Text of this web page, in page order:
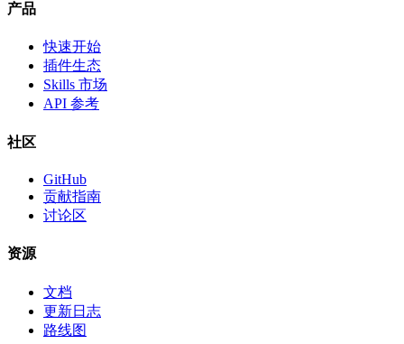
产品
快速开始
插件生态
Skills 市场
API 参考
社区
GitHub
贡献指南
讨论区
资源
文档
更新日志
路线图